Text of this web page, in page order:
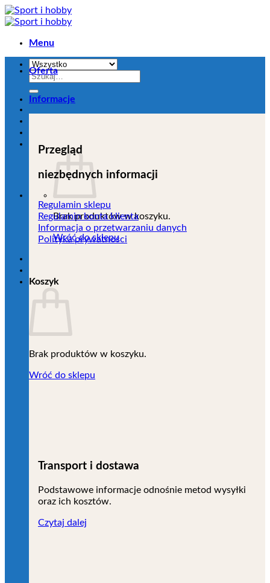
Przejdź
do
Menu
Szukaj:
Brak produktów w koszyku.
Wróć do sklepu
Koszyk
Brak produktów w koszyku.
Wróć do sklepu
Oferta
Informacje
Przegląd
niezbędnych informacji
Regulamin sklepu
Regulamin konta klienta
Informacja o przetwarzaniu danych
Polityka prywatności
Transport i dostawa
Podstawowe informacje odnośnie metod wysyłki
oraz ich kosztów.
Czytaj dalej